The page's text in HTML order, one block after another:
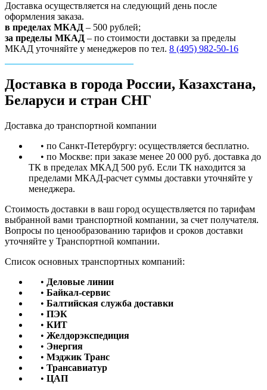
Доставка осуществляется на следующий день после
оформления заказа.
в пределах МКАД – 500 рублей;
за пределы МКАД – по стоимости доставки за пределы
МКАД уточняйте у менеджеров по тел. 8 (495) 982-50-16
Доставка в города России, Казахстана,
Беларуси и стран СНГ
Доставка до транспортной компании
• по Санкт-Петербургу: осуществляется бесплатно.
• по Москве: при заказе менее 20 000 руб. доставка до
ТК в пределах МКАД 500 руб. Если ТК находится за
пределами МКАД-расчет суммы доставки уточняйте у
менеджера.
Стоимость доставки в ваш город осуществляется по тарифам
выбранной вами транспортной компании, за счет получателя.
Вопросы по ценообразованию тарифов и сроков доставки
уточняйте у Транспортной компании.
Список основных транспортных компаний:
• Деловые линии
• Байкал-сервис
• Балтийская служба доставки
• ПЭК
• КИТ
• Желдорэкспедиция
• Энергия
• Мэджик Транс
• Трансавиатур
• ЦАП